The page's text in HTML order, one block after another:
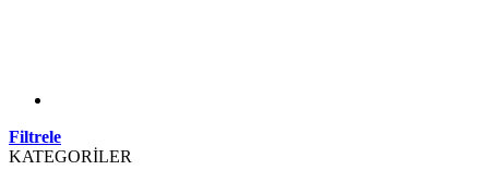
Filtrele
KATEGORİLER